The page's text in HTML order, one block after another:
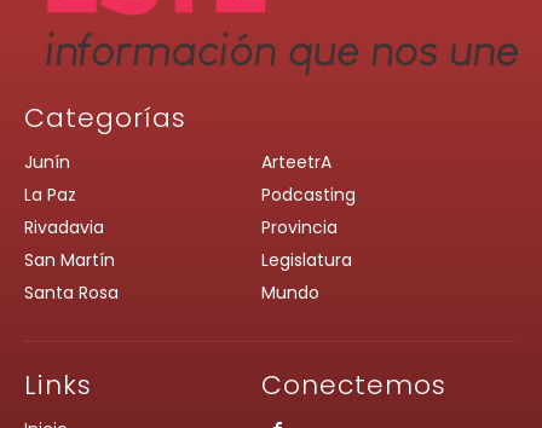
Categorías
Junín
La Paz
Rivadavia
San Martín
Santa Rosa
ArteetrA
Podcasting
Provincia
Legislatura
Mundo
Links Conectemos